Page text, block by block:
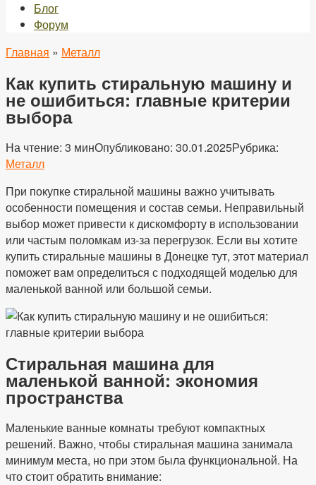
Блог
Форум
Главная » Металл
Как купить стиральную машину и
не ошибиться: главные критерии
выбора
На чтение: 3 минОпубликовано: 30.01.2025Рубрика:
Металл
При покупке стиральной машины важно учитывать
особенности помещения и состав семьи. Неправильный
выбор может привести к дискомфорту в использовании
или частым поломкам из-за перегрузок. Если вы хотите
купить стиральные машины в Донецке тут, этот материал
поможет вам определиться с подходящей моделью для
маленькой ванной или большой семьи.
Стиральная машина для
маленькой ванной: экономия
пространства
Маленькие ванные комнаты требуют компактных
решений. Важно, чтобы стиральная машина занимала
минимум места, но при этом была функциональной. На
что стоит обратить внимание: